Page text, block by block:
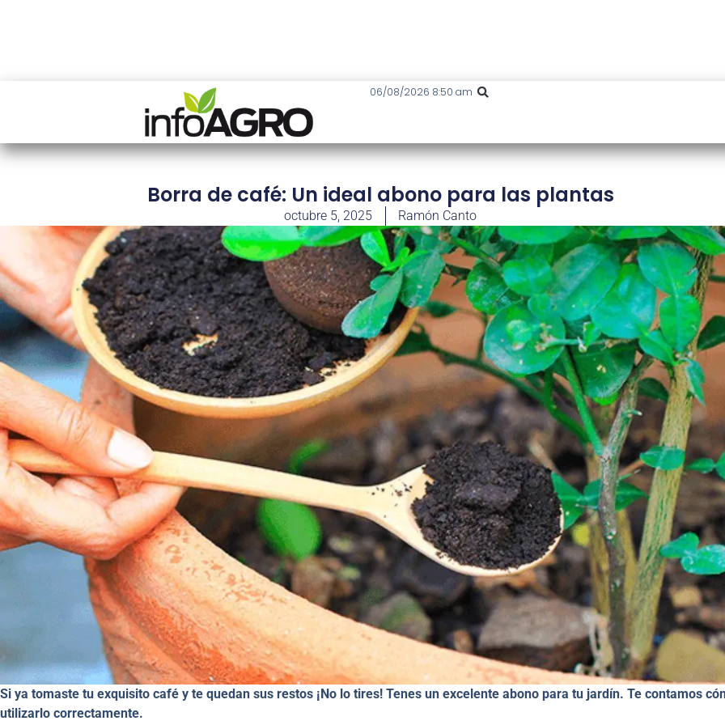
06/08/2026 8:50 am
Borra de café: Un ideal abono para las plantas
octubre 5, 2025 Ramón Canto
Si ya tomaste tu exquisito café y te quedan sus restos ¡No lo tires! Tenes un excelente abono para tu jardín. Te contamos
utilizarlo correctamente.